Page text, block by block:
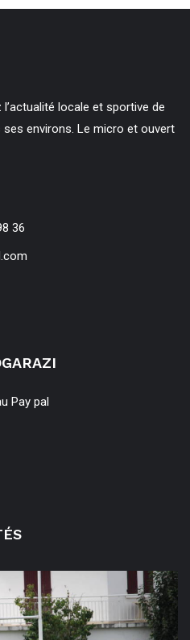
locale et sportive de
environs. Le micro et ouvert
36
Pay pal